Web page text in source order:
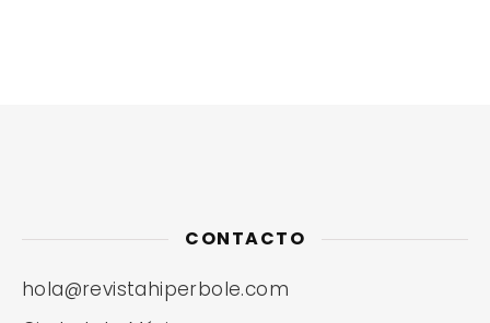
CONTACTO
hola@revistahiperbole.com